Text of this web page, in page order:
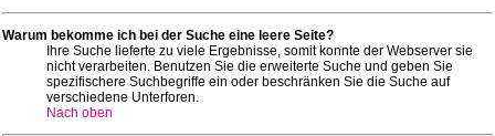
Warum bekomme ich bei der Suche eine leere Seite?
Ihre Suche lieferte zu viele Ergebnisse, somit konnte der Webserver sie
nicht verarbeiten. Benutzen Sie die erweiterte Suche und geben Sie
spezifischere Suchbegriffe ein oder beschränken Sie die Suche auf
verschiedene Unterforen.
Nach oben